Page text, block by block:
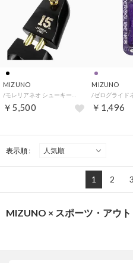
MIZUNO
￥5,500
MIZUNO
￥1,496
表示順 :
1 2 3
MIZUNO × スポーツ・アウ